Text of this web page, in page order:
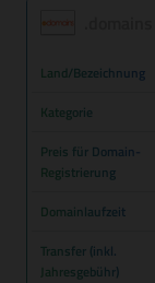
Land/Bezeichnung
Kategorie
Preis für Domain-
Registrierung
Domainlaufzeit
Transfer (inkl.
Jahresgebühr)